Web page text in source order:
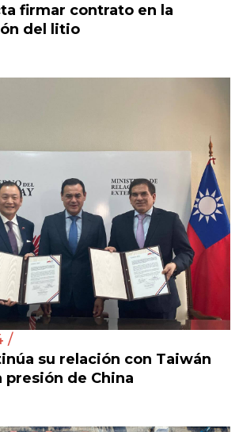
firmar contrato en la
del litio
/
su relación con Taiwán
de China